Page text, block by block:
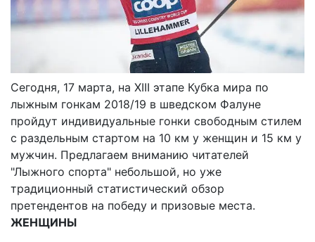
Сегодня, 17 марта, на XIII этапе Кубка мира по
лыжным гонкам 2018/19 в шведском Фалуне
пройдут индивидуальные гонки свободным стилем
с раздельным стартом на 10 км у женщин и 15 км у
мужчин. Предлагаем вниманию читателей
"Лыжного спорта" небольшой, но уже
традиционный статистический обзор
претендентов на победу и призовые места.
ЖЕНЩИНЫ